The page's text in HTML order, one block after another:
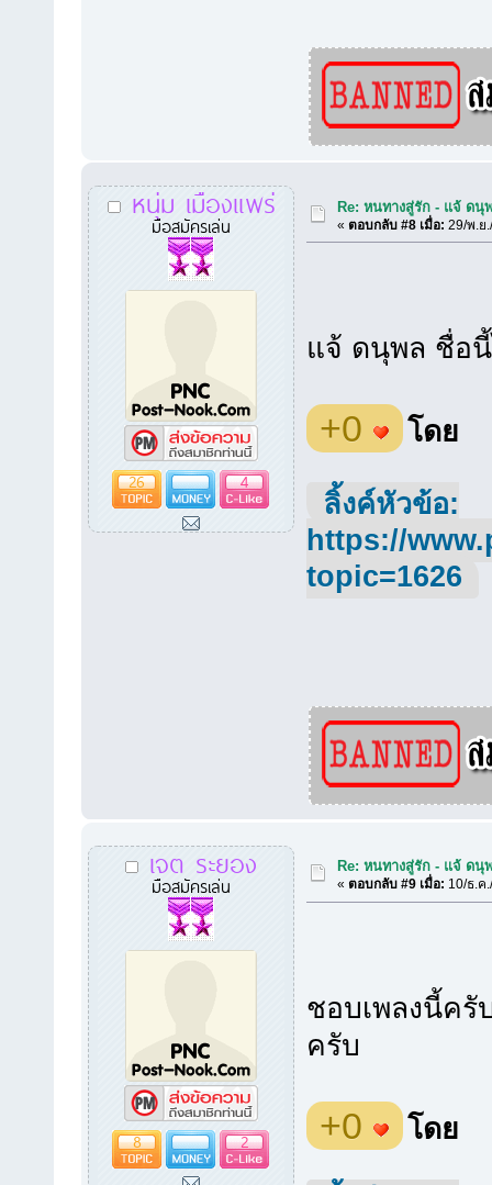
หนุ่ม เมืองแพร่
มือสมัครเล่น
26 4
Re: หนทางสู่รัก - แจ้ ดนุ
«ตอบกลับ #8 เมื่อ: 29/พ.ย
แจ้ ดนุพล ชื่อนี้
+0 โดย
ลิ้งค์หัวข้อ:
https://
topic=1626
เจต ระยอง
มือสมัครเล่น
8 2
Re: หนทางสู่รัก - แจ้ ดนุ
«ตอบกลับ #9 เมื่อ: 10/ธ.ค
ชอบเพลงนี้ครั
ครับ
+0 โดย